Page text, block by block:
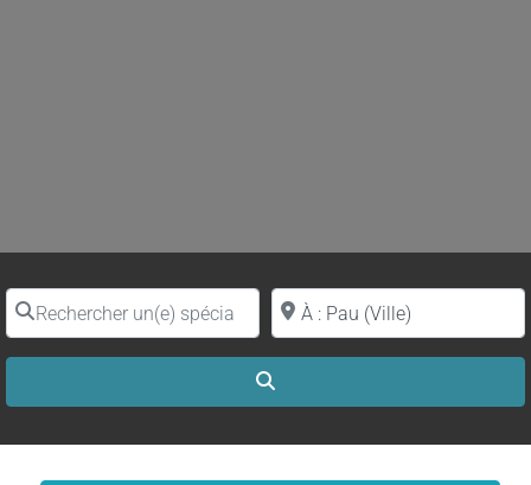
Rechercher un(e) spécialiste par nomProche de (ville ou région)